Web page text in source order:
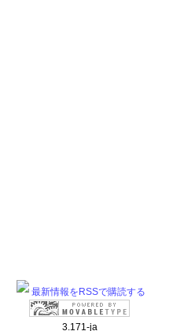
最新情報をRSSで購読する
3.171-ja